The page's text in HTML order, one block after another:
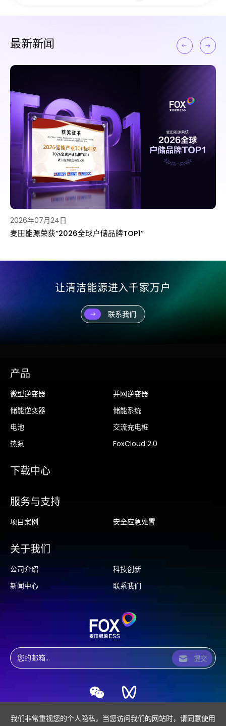
我们非常重视您的个人隐私，当您访问我们的网站时，请同意使用
最新新闻
2026年07月22日
冠军的选择｜澳洲各路冠军都在用：为什么是麦田能源？
让清洁能源进入千家万户
联系我们
提交
产品
微型逆变器
并网逆变器
储能逆变器
储能系统
电池
交流充电桩
热泵
FoxCloud 2.0
下载中心
服务与支持
项目案例 安全应急处置
关于我们
公司介绍
科技创新
新闻中心
联系我们